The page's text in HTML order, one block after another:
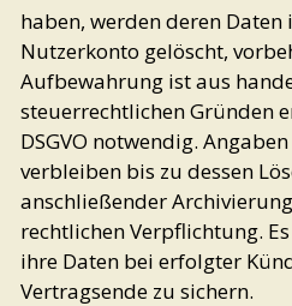
haben, werden deren
Nutzerkonto gelöscht,
Aufbewahrung ist aus
steuerrechtlichen Gründen
DSGVO notwendig.
verbleiben bis zu dessen
anschließender
rechtlichen Verpflichtung.
ihre Daten bei erfolgter
Vertragsende zu sichern.